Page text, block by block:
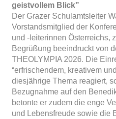
geistvollem Blick”
Der Grazer Schulamtsleiter
Vorstandsmitglied der
und -leiterinnen Österreichs,
Begrüßung beeindruckt von
THEOLYMPIA 2026. Die
“erfrischendem, kreativem
diesjährige Thema reagiert,
Bezugnahme auf den
betonte er zudem die enge
und Lebensfreude sowie die